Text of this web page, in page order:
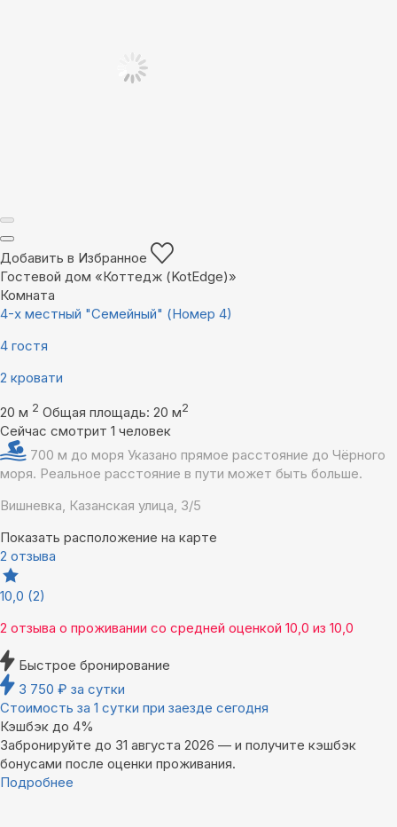
Добавить в Избранное
Гостевой дом «Коттедж (KotEdge)»
Комната
4-х местный "Семейный" (Номер 4)
4 гостя
2 кровати
20 м 2 Общая площадь: 20 м2
Сейчас смотрит 1 человек
700 м до моря Указано прямое расстояние до Чёрного
моря. Реальное расстояние в пути может быть больше.
Вишневка, Казанская улица, 3/5
Показать расположение на карте
2 отзыва
10,0 (2)
2 отзыва о проживании со средней оценкой 10,0 из 10,0
Быстрое бронирование
3 750 ₽ за сутки
Стоимость за 1 сутки при заезде сегодня
Кэшбэк до 4%
Забронируйте до 31 августа 2026 — и получите кэшбэк
бонусами после оценки проживания.
Подробнее